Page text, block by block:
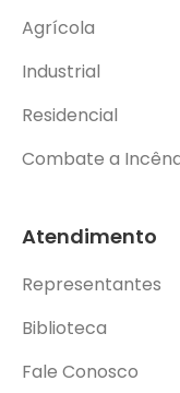
Agrícola
Industrial
Residencial
Combate a
Atendimento
Representantes
Biblioteca
Fale Conosco